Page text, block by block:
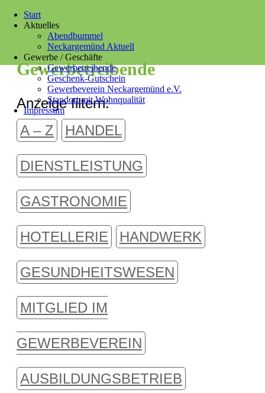
Start
Aktuelles
Abendbummel
Neckargemünd Aktuell
Gewerbe / Geschäfte
Gewerbetreibende
Geschenk-Gutschein
Gewerbeverein Neckargemünd e.V.
Standort mit Wohnqualität
Impressum
Gewerbetreibende
Anzeige filtern:
A – Z
HANDEL
DIENSTLEISTUNG
GASTRONOMIE
HOTELLERIE HANDWERK
GESUNDHEITSWESEN
MITGLIED IM
GEWERBEVEREIN
AUSBILDUNGSBETRIEB